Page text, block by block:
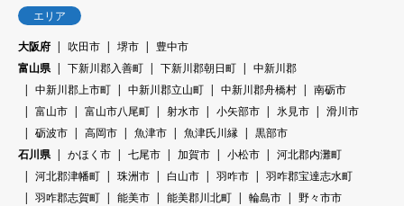
エリア
大阪府
吹田市 堺市
豊中市
富山県
下新川郡入善町 下新川郡朝日町
中新川郡
中新川郡上市町
中新川郡立山町 中新川郡舟橋村
南砺市
富山市
富山市八尾町 射水市 小矢部市 氷見市
滑川市
砺波市
高岡市 魚津市 魚津氏川縁
黒部市
石川県
かほく市 七尾市 加賀市 小松市
河北郡内灘町
河北郡津幡町
珠洲市 白山市 羽咋市
羽咋郡宝達志水町
羽咋郡志賀町
能美市 能美郡川北町 輪島市
野々市市